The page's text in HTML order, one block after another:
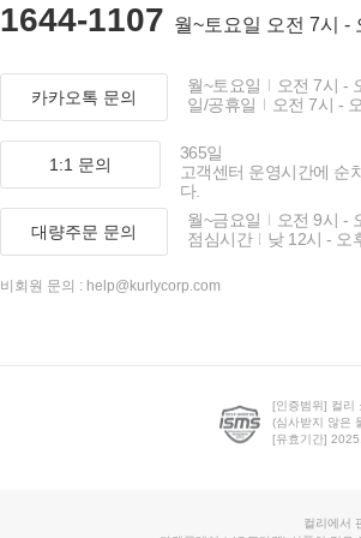
1644-1107 월~토요일 오전 7시 -
카카오톡 문의
월~토요일
오전 7시 -
일/공휴일
오전 7시 -
1:1 문의
365일
고객센터 운영시간에 순
다.
대량주문 문의
월~금요일
오전 9시 -
점심시간
낮 12시 - 오
비회원 문의 : help@kurlycorp.com
[인증범위] 컬리
(심사받지 않은
[유효기간]
컬리에서